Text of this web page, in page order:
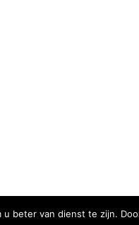
u beter van dienst te zijn.